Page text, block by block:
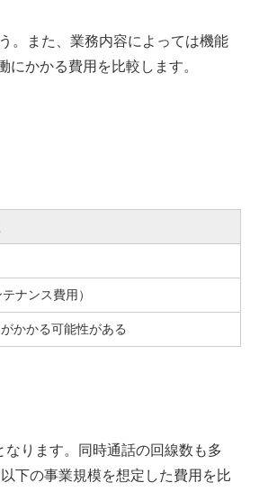
。また、業務内容によっては機能
かかる費用を比較します。
ナンス費用）
かかる可能性がある
ります。同時通話の回線数も多
下の事業規模を想定した費用を比